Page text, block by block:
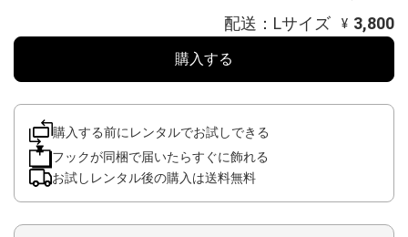
配送：Lサイズ ¥ 3,800
購入する
購入する前にレンタルでお試しできる
フックが同梱で届いたらすぐに飾れる
お試しレンタル後の購入は送料無料